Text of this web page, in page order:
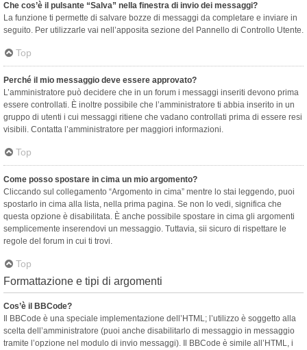
Che cos’è il pulsante “Salva” nella finestra di invio dei messaggi?
La funzione ti permette di salvare bozze di messaggi da completare e inviare in
seguito. Per utilizzarle vai nell’apposita sezione del Pannello di Controllo Utente.
Top
Perché il mio messaggio deve essere approvato?
L’amministratore può decidere che in un forum i messaggi inseriti devono prima
essere controllati. È inoltre possibile che l’amministratore ti abbia inserito in un
gruppo di utenti i cui messaggi ritiene che vadano controllati prima di essere resi
visibili. Contatta l’amministratore per maggiori informazioni.
Top
Come posso spostare in cima un mio argomento?
Cliccando sul collegamento “Argomento in cima” mentre lo stai leggendo, puoi
spostarlo in cima alla lista, nella prima pagina. Se non lo vedi, significa che
questa opzione è disabilitata. È anche possibile spostare in cima gli argomenti
semplicemente inserendovi un messaggio. Tuttavia, sii sicuro di rispettare le
regole del forum in cui ti trovi.
Top
Formattazione e tipi di argomenti
Cos’è il BBCode?
Il BBCode è una speciale implementazione dell’HTML; l’utilizzo è soggetto alla
scelta dell’amministratore (puoi anche disabilitarlo di messaggio in messaggio
tramite l’opzione nel modulo di invio messaggi). Il BBCode è simile all’HTML, i